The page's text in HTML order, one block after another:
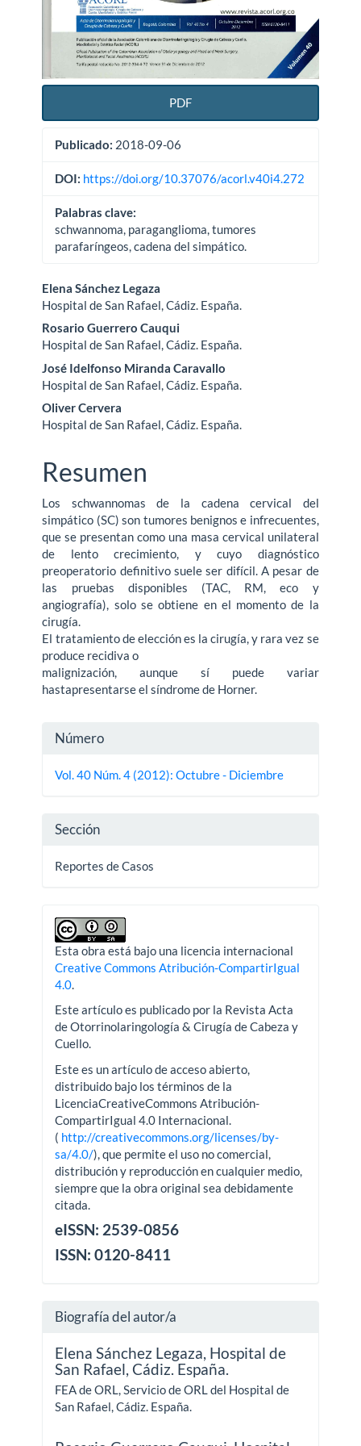
PDF
Publicado: 2018-09-06
DOI: https://doi.org/10.37076/acorl.v40i4.272
Palabras clave:
schwannoma, paraganglioma, tumores
parafaríngeos, cadena del simpático.
Contenido
principal
del
artículo
Elena Sánchez Legaza
Hospital de San Rafael, Cádiz. España.
Rosario Guerrero Cauqui
Hospital de San Rafael, Cádiz. España.
José Idelfonso Miranda Caravallo
Hospital de San Rafael, Cádiz. España.
Oliver Cervera
Hospital de San Rafael, Cádiz. España.
Resumen
Los schwannomas de la cadena cervical del
simpático (SC) son tumores benignos e infrecuentes,
que se presentan como una masa cervical unilateral
de lento crecimiento, y cuyo diagnóstico
preoperatorio definitivo suele ser difícil. A pesar de
las pruebas disponibles (TAC, RM, eco y
angiografía), solo se obtiene en el momento de la
cirugía.
El tratamiento de elección es la cirugía, y rara vez se
produce recidiva o
malignización, aunque sí puede variar
hastapresentarse el síndrome de Horner.
Detalles
del
Número
Vol. 40 Núm. 4 (2012): Octubre - Diciembre
Sección
Reportes de Casos
Esta obra está bajo una licencia internacional
Creative Commons Atribución-CompartirIgual
4.0.
Este artículo es publicado por la Revista Acta
de Otorrinolaringología & Cirugía de Cabeza y
Cuello.
Este es un artículo de acceso abierto,
distribuido bajo los términos de la
LicenciaCreativeCommons Atribución-
CompartirIgual 4.0 Internacional.
( http://creativecommons.org/licenses/by-
sa/4.0/), que permite el uso no comercial,
distribución y reproducción en cualquier medio,
siempre que la obra original sea debidamente
citada.
eISSN: 2539-0856
ISSN: 0120-8411
Biografía del autor/a
Elena Sánchez Legaza, Hospital de
San Rafael, Cádiz. España.
FEA de ORL, Servicio de ORL del Hospital de
San Rafael, Cádiz. España.